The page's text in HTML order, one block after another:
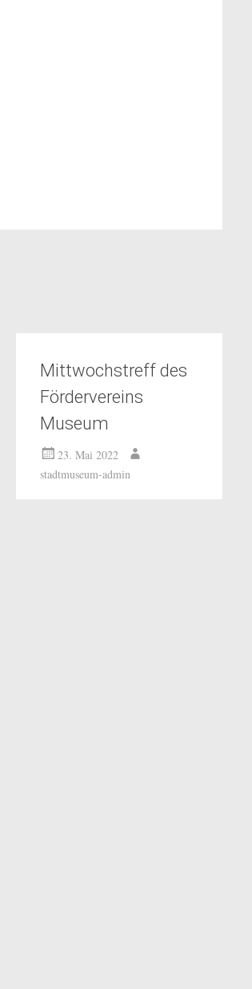
Mittwochstreff des
Fördervereins
Museum
23. Mai 2022
stadtmuseum-admin